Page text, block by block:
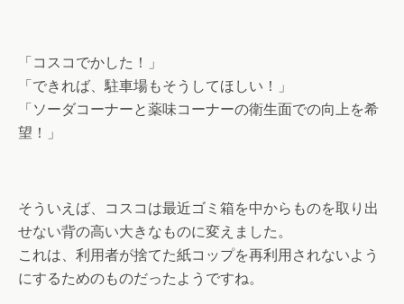
「コスコでかした！」
「できれば、駐車場もそうしてほしい！」
「ソーダコーナーと薬味コーナーの衛生面での向上を希
望！」
そういえば、コスコは最近ゴミ箱を中からものを取り出
せない背の高い大きなものに変えました。
これは、利用者が捨てた紙コップを再利用されないよう
にするためのものだったようですね。